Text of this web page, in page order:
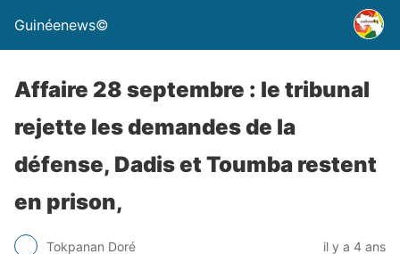
Guinéenews©
Affaire 28 septembre : le tribunal
rejette les demandes de la
défense, Dadis et Toumba restent
en prison,
Tokpanan Doré il y a 4 ans